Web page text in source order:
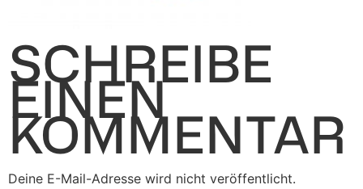
SCHREIBE
EINEN
KOMMENTAR
Deine E-Mail-Adresse wird nicht veröffentlicht.